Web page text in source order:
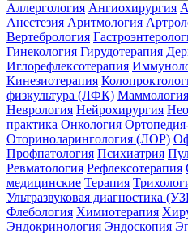
Аллергология Ангиохирургия
Анестезия Аритмология
Вертебрология
Гинекология Гирудотерапия
Иглорефлексотерапия
Кинезиотерапия
физкультура (ЛФК) Маммология
Неврология Нейрохирургия
практика Онкология
Оториноларингология (ЛОР)
Профпатология Психиатрия
Ревматология Рефлексотерапия
медицинские Терапия
Ультразвуковая диагностика
Флебология Химиотерапия
Эндокринология Эндоскопия